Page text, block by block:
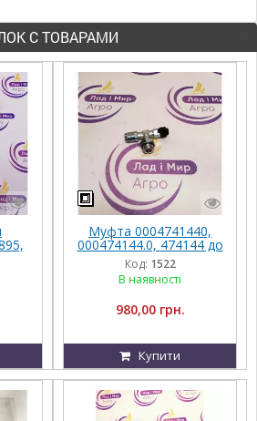
С ТОВАРАМИ
Муфта 0004741440,
000474144.0, 474144 до
Claas
Код: 1522
В наявності
980,00 грн.
Купити